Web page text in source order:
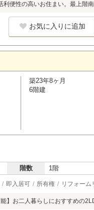
便性の高いお住まい。最上階
お気に入りに追加
築23年8ヶ月
6階建
階数 1階
即入居可 所有権 リフォーム
】お二人暮らしにおすすめの